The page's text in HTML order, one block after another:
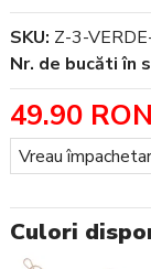
Culori
SKU: Z-3-
Nr. de bucăti în
49.90 RON
Împachetare
Vreau